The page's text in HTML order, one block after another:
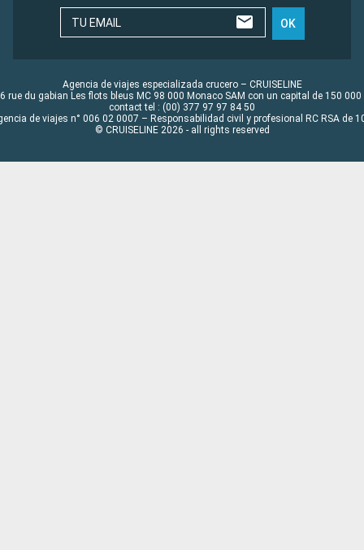
TU EMAIL OK
Agencia de viajes especializada crucero – CRUISELINE
rue du gabian Les flots bleus MC 98 000 Monaco SAM con un capital de 150 000
contact tel : (00) 377 97 97 84 50
de viajes n° 006 02 0007 – Responsabilidad civil y profesional RC RSA de
© CRUISELINE 2026 - all rights reserved